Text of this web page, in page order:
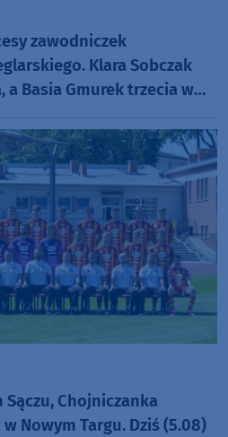
zawodniczek
Klara Sobczak
Basia Gmurek trzecia w
Chojniczanka
Nowym Targu. Dziś (5.08)